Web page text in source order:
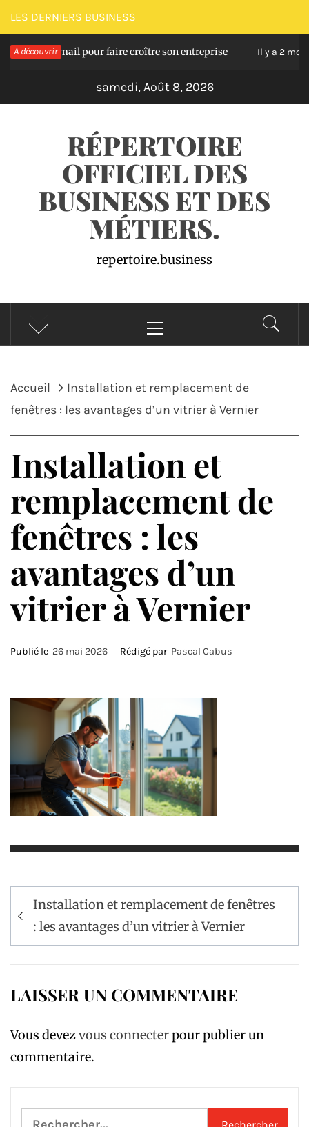
Passer
au
contenu
LES DERNIERS BUSINESS
A découvrir
email pour faire croître son entreprise Il y a 2 mois
samedi, Août 8, 2026
RÉPERTOIRE
OFFICIEL DES
BUSINESS ET DES
MÉTIERS.
repertoire.business
principal
Accueil
Installation et remplacement de
fenêtres : les avantages d’un vitrier à Vernier
Installation et
remplacement de
fenêtres : les
avantages d’un
vitrier à Vernier
Publié le 26 mai 2026 Rédigé par Pascal Cabus
Navigation
de
l’article
Installation et remplacement de fenêtres
: les avantages d’un vitrier à Vernier
LAISSER UN COMMENTAIRE
Vous devezvous connecterpour publier un
commentaire.
Rechercher :